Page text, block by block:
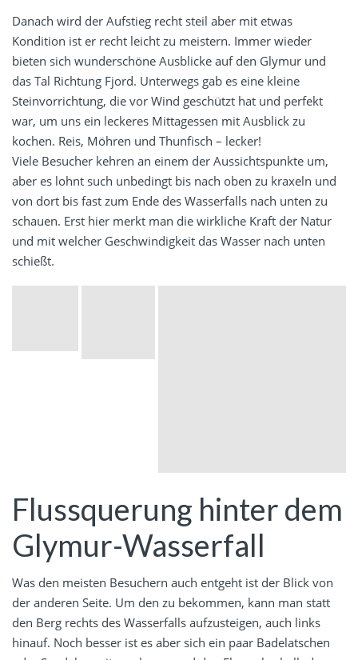
Danach wird der Aufstieg recht steil aber mit etwas
Kondition ist er recht leicht zu meistern. Immer wieder
bieten sich wunderschöne Ausblicke auf den Glymur und
das Tal Richtung Fjord. Unterwegs gab es eine kleine
Steinvorrichtung, die vor Wind geschützt hat und perfekt
war, um uns ein leckeres Mittagessen mit Ausblick zu
kochen. Reis, Möhren und Thunfisch – lecker!
Viele Besucher kehren an einem der Aussichtspunkte um,
aber es lohnt such unbedingt bis nach oben zu kraxeln und
von dort bis fast zum Ende des Wasserfalls nach unten zu
schauen. Erst hier merkt man die wirkliche Kraft der Natur
und mit welcher Geschwindigkeit das Wasser nach unten
schießt.
Flussquerung hinter dem
Glymur-Wasserfall
Was den meisten Besuchern auch entgeht ist der Blick von
der anderen Seite. Um den zu bekommen, kann man statt
den Berg rechts des Wasserfalls aufzusteigen, auch links
hinauf. Noch besser ist es aber sich ein paar Badelatschen